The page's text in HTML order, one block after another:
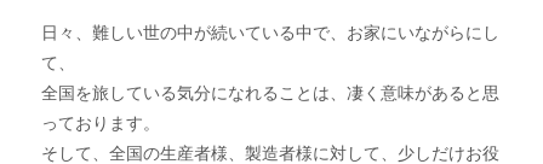
日々、難しい世の中が続いている中で、お家にいながらにし
て、
全国を旅している気分になれることは、凄く意味があると思
っております。
そして、全国の生産者様、製造者様に対して、少しだけお役